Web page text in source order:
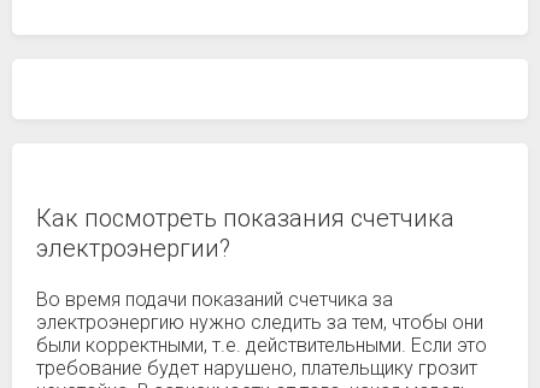
Как посмотреть показания счетчика
электроэнергии?
Во время подачи показаний счетчика за
электроэнергию нужно следить за тем, чтобы они
были корректными, т.е. действительными. Если это
требование будет нарушено, плательщику грозит